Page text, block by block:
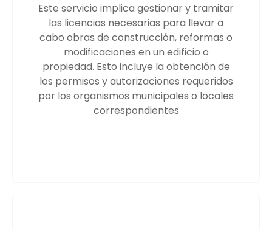
Este servicio implica gestionar y tramitar
las licencias necesarias para llevar a
cabo obras de construcción, reformas o
modificaciones en un edificio o
propiedad. Esto incluye la obtención de
los permisos y autorizaciones requeridos
por los organismos municipales o locales
correspondientes